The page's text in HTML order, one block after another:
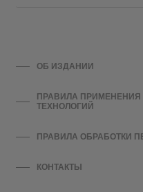
ОБ ИЗДАНИИ
ПРАВИЛА
ТЕХНОЛОГИЙ
ПРАВИЛА ОБРАБОТКИ
КОНТАКТЫ